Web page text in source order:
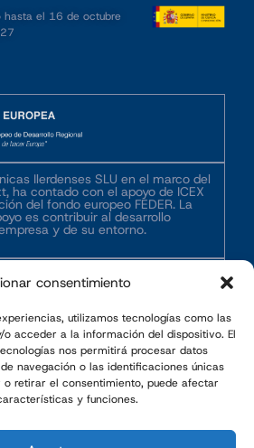
consentimiento
utilizamos tecnologías como las
acceder a la información del dispositivo. El
nos permitirá procesar datos
navegación o las identificaciones únicas
retirar el consentimiento, puede afectar
y funciones.
hasta el 16 de octubre
Ilerdenses SLU en el marco del
ha contado con el apoyo de ICEX
del fondo europeo FEDER. La
es contribuir al desarrollo
y de su entorno.
Ministerio de Industria y Turismo,
titulado ‘Implementación de
los procesos, calidad y trazabilidad
por dicho ministerio y
Europea a través de Next
marco de la convocatoria de apoyo
manufacturera 2022.